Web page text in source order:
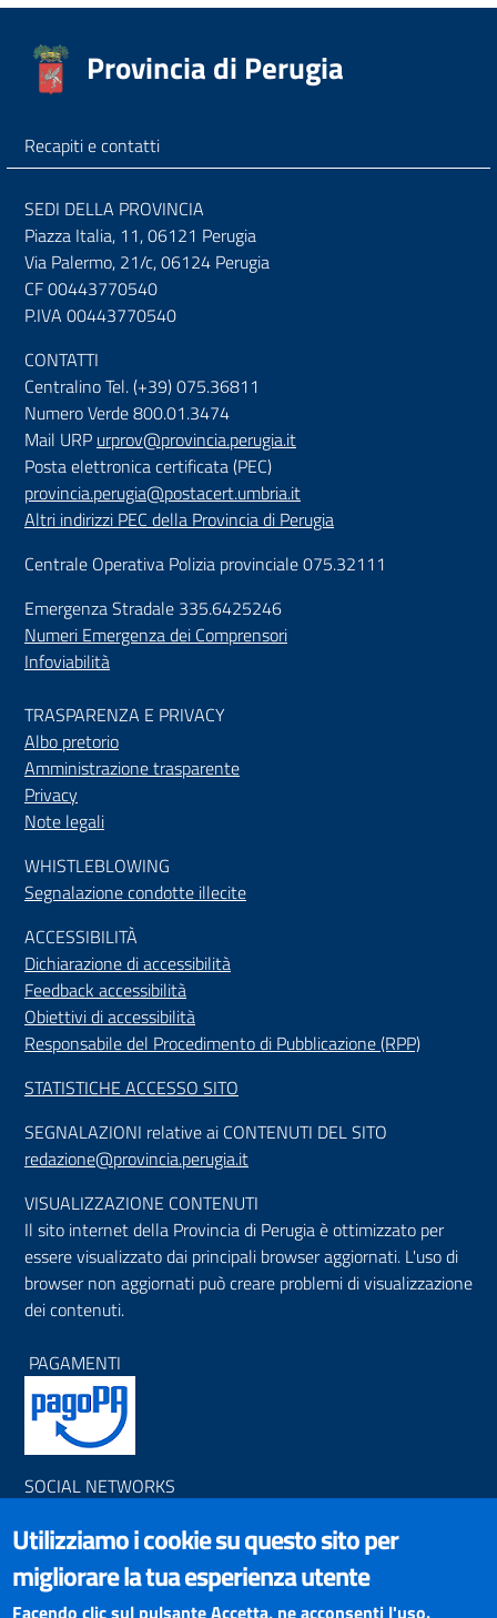
Provincia di Perugia
Recapiti e contatti
SEDI DELLA PROVINCIA
Piazza Italia, 11, 06121 Perugia
Via Palermo, 21/c, 06124 Perugia
CF 00443770540
P.IVA 00443770540
CONTATTI
Centralino Tel. (+39) 075.36811
Numero Verde 800.01.3474
Mail URP urprov@provincia.perugia.it
Posta elettronica certificata (PEC)
provincia.perugia@postacert.umbria.it
Altri indirizzi PEC della Provincia di Perugia
Centrale Operativa Polizia provinciale 075.32111
Emergenza Stradale 335.6425246
Numeri Emergenza dei Comprensori
Infoviabilità
TRASPARENZA E PRIVACY
Albo pretorio
Amministrazione trasparente
Privacy
Note legali
WHISTLEBLOWING
Segnalazione condotte illecite
ACCESSIBILITÀ
Dichiarazione di accessibilità
Feedback accessibilità
Obiettivi di accessibilità
Responsabile del Procedimento di Pubblicazione (RPP)
STATISTICHE ACCESSO SITO
SEGNALAZIONI relative ai CONTENUTI DEL SITO
redazione@provincia.perugia.it
VISUALIZZAZIONE CONTENUTI
Il sito internet della Provincia di Perugia è ottimizzato per
essere visualizzato dai principali browser aggiornati. L'uso di
browser non aggiornati può creare problemi di visualizzazione
dei contenuti.
PAGAMENTI
SOCIAL NETWORKS
Profilo Instagram
Canale YouTube
PNRR (Piano Nazionale di Ripresa e Resilienza)
Utilizziamo i cookie su questo sito per
migliorare la tua esperienza utente
Facendo clic sul pulsante Accetta, ne acconsenti l'uso.